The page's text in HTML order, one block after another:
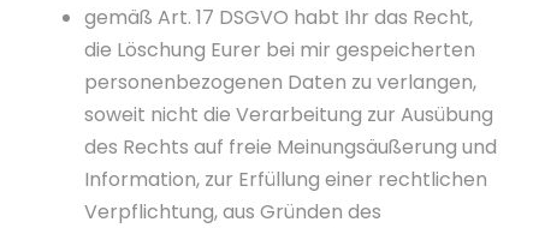
gemäß Art. 17 DSGVO habt Ihr das Recht,
die Löschung Eurer bei mir gespeicherten
personenbezogenen Daten zu verlangen,
soweit nicht die Verarbeitung zur Ausübung
des Rechts auf freie Meinungsäußerung und
Information, zur Erfüllung einer rechtlichen
Verpflichtung, aus Gründen des